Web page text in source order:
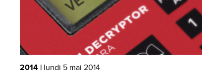
2014 | lundi 5 mai 2014